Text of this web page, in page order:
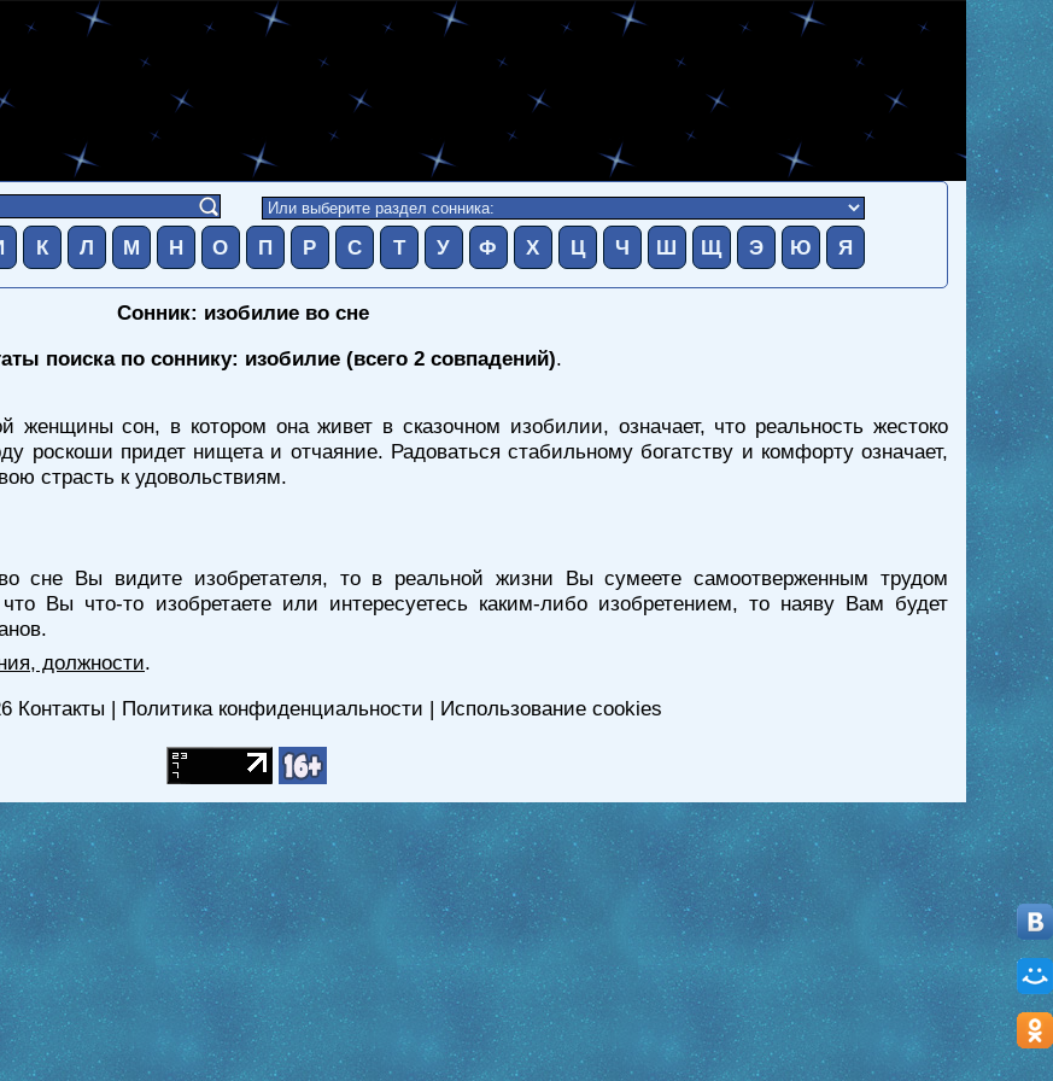
К Л М Н О П Р С Т У Ф Х Ц Ч Ш Щ Э Ю Я
Сонник: изобилие во сне
поиска по соннику: изобилие (всего 2 совпадений).
женщины сон, в котором она живет в сказочном изобилии, означает, что реальность жестоко
роскоши придет нищета и отчаяние. Радоваться стабильному богатству и комфорту означает,
страсть к удовольствиям.
сне Вы видите изобретателя, то в реальной жизни Вы сумеете самоотверженным трудом
Вы что-то изобретаете или интересуетесь каким-либо изобретением, то наяву Вам будет
должности.
Контакты | Политика конфиденциальности | Использование cookies